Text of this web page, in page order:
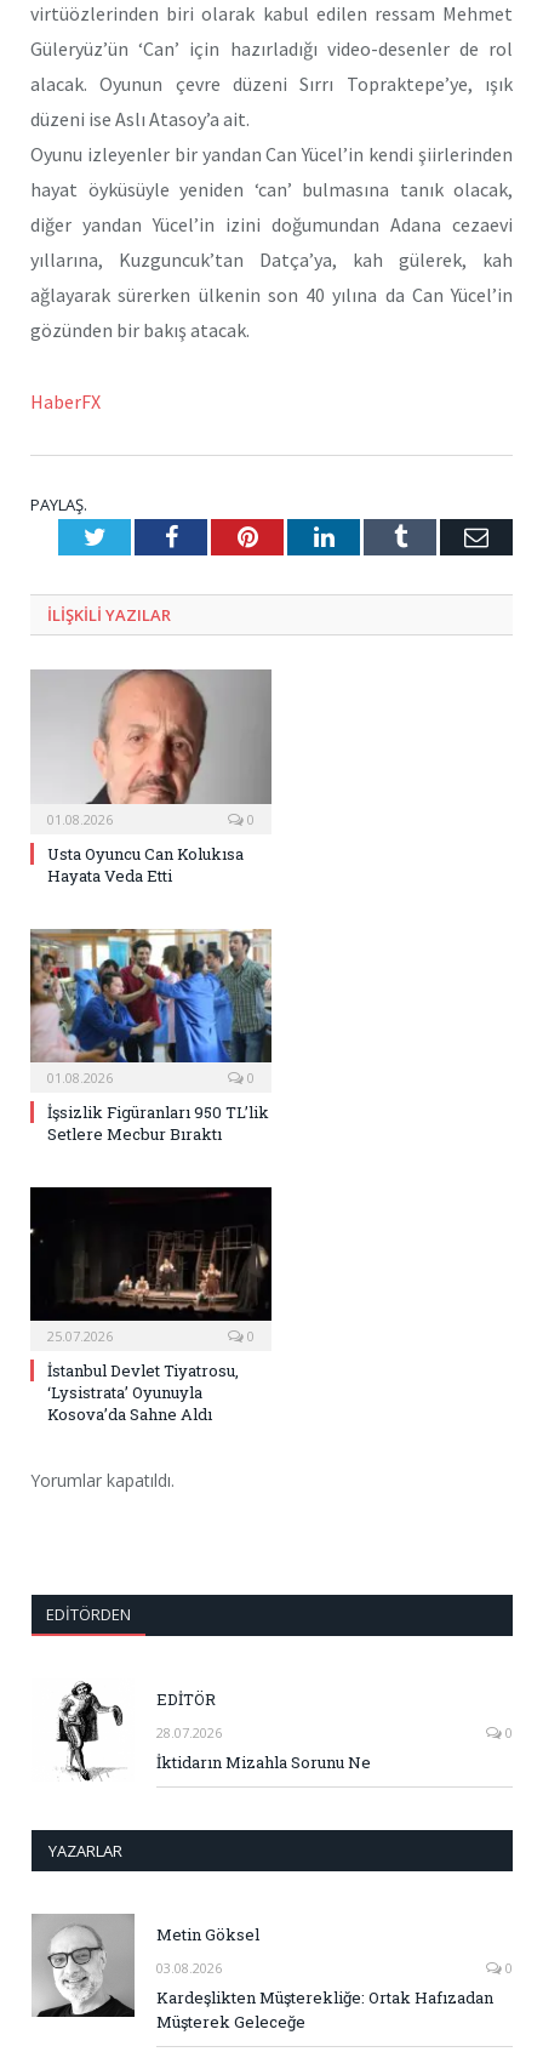
virtüözlerinden biri olarak kabul edilen ressam Mehmet
Güleryüz’ün ‘Can’ için hazırladığı video-desenler de rol
alacak. Oyunun çevre düzeni Sırrı Topraktepe’ye, ışık
düzeni ise Aslı Atasoy’a ait.
Oyunu izleyenler bir yandan Can Yücel’in kendi şiirlerinden
hayat öyküsüyle yeniden ‘can’ bulmasına tanık olacak,
diğer yandan Yücel’in izini doğumundan Adana cezaevi
yıllarına, Kuzguncuk’tan Datça’ya, kah gülerek, kah
ağlayarak sürerken ülkenin son 40 yılına da Can Yücel’in
gözünden bir bakış atacak.
HaberFX
PAYLAŞ.
TwitterFacebookPinterestLinkedInTumblr E-
ILIŞKILI YAZILAR
01.08.2026 0
Usta Oyuncu Can Kolukısa
Hayata Veda Etti
01.08.2026 0
İşsizlik Figüranları 950 TL’lik
Setlere Mecbur Bıraktı
25.07.2026 0
İstanbul Devlet Tiyatrosu,
‘Lysistrata’ Oyunuyla
Kosova’da Sahne Aldı
Yorumlar kapatıldı.
EDITÖRDEN
EDİTÖR
28.07.2026 0
İktidarın Mizahla Sorunu Ne
YAZARLAR
Metin Göksel
03.08.2026 0
Kardeşlikten Müşterekliğe: Ortak Hafızadan
Müşterek Geleceğe